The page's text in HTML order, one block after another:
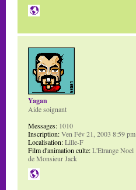
Yagan
Aide soignant
Messages: 1010
Inscription:Ven Fév 21, 2003 8:59 pm
Localisation:Lille-F
Film d'animation culte:L'Etrange Noel
de Monsieur Jack